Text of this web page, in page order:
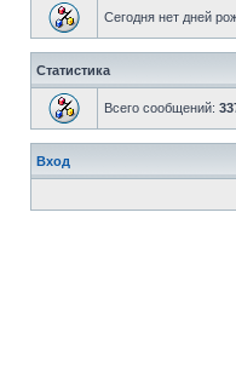
Сегодня нет дней
Статистика
Всего сообщений:
Вход